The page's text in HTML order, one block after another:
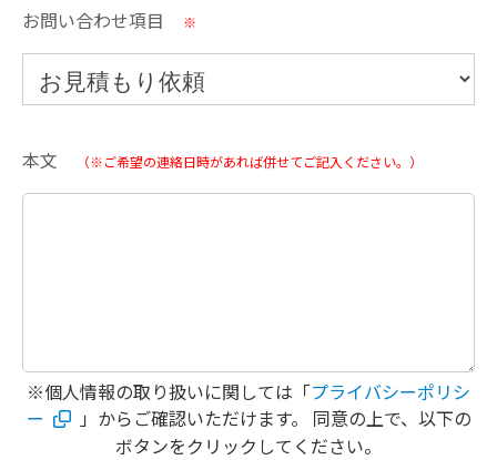
お問い合わせ項目 ※
本文 （※ご希望の連絡日時があれば併せてご記入ください。）
※個人情報の取り扱いに関しては「プライバシーポリシ
ー
」からご確認いただけます。 同意の上で、以下の
ボタンをクリックしてください。